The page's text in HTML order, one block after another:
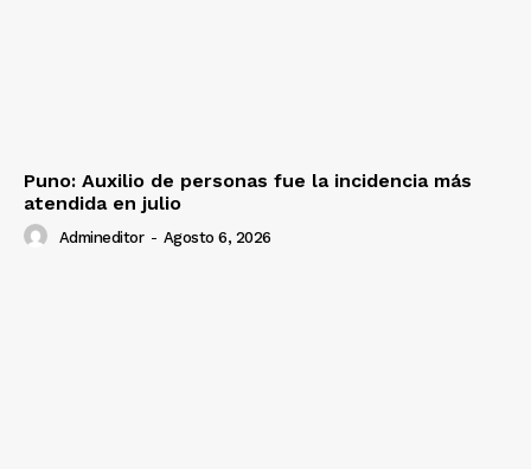
Puno: Auxilio de personas fue la incidencia más
atendida en julio
Admineditor - Agosto 6, 2026